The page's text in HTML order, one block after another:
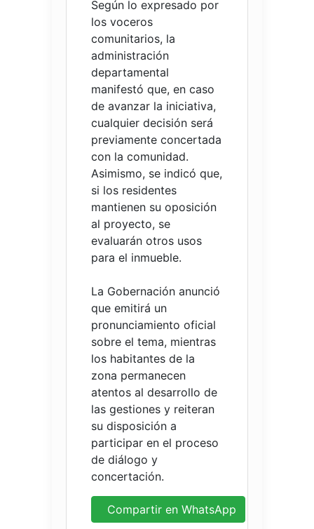
Según lo expresado por
los voceros
comunitarios, la
administración
departamental
manifestó que, en caso
de avanzar la iniciativa,
cualquier decisión será
previamente concertada
con la comunidad.
Asimismo, se indicó que,
si los residentes
mantienen su oposición
al proyecto, se
evaluarán otros usos
para el inmueble.
La Gobernación anunció
que emitirá un
pronunciamiento oficial
sobre el tema, mientras
los habitantes de la
zona permanecen
atentos al desarrollo de
las gestiones y reiteran
su disposición a
participar en el proceso
de diálogo y
concertación.
Compartir en WhatsApp